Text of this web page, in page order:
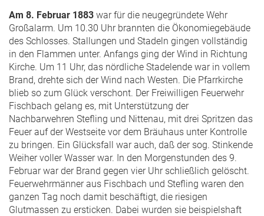
Am 8. Februar 1883 war für die neugegründete Wehr
Großalarm. Um 10.30 Uhr brannten die Ökonomiegebäude
des Schlosses. Stallungen und Stadeln gingen vollständig
in den Flammen unter. Anfangs ging der Wind in Richtung
Kirche. Um 11 Uhr, das nördliche Stadelende war in vollem
Brand, drehte sich der Wind nach Westen. Die Pfarrkirche
blieb so zum Glück verschont. Der Freiwilligen Feuerwehr
Fischbach gelang es, mit Unterstützung der
Nachbarwehren Stefling und Nittenau, mit drei Spritzen das
Feuer auf der Westseite vor dem Bräuhaus unter Kontrolle
zu bringen. Ein Glücksfall war auch, daß der sog. Stinkende
Weiher voller Wasser war. In den Morgenstunden des 9.
Februar war der Brand gegen vier Uhr schließlich gelöscht.
Feuerwehrmänner aus Fischbach und Stefling waren den
ganzen Tag noch damit beschäftigt, die riesigen
Glutmassen zu ersticken. Dabei wurden sie beispielshaft